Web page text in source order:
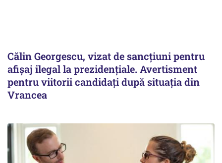
Călin Georgescu, vizat de sancțiuni pentru
afișaj ilegal la prezidențiale. Avertisment
pentru viitorii candidați după situația din
Vrancea